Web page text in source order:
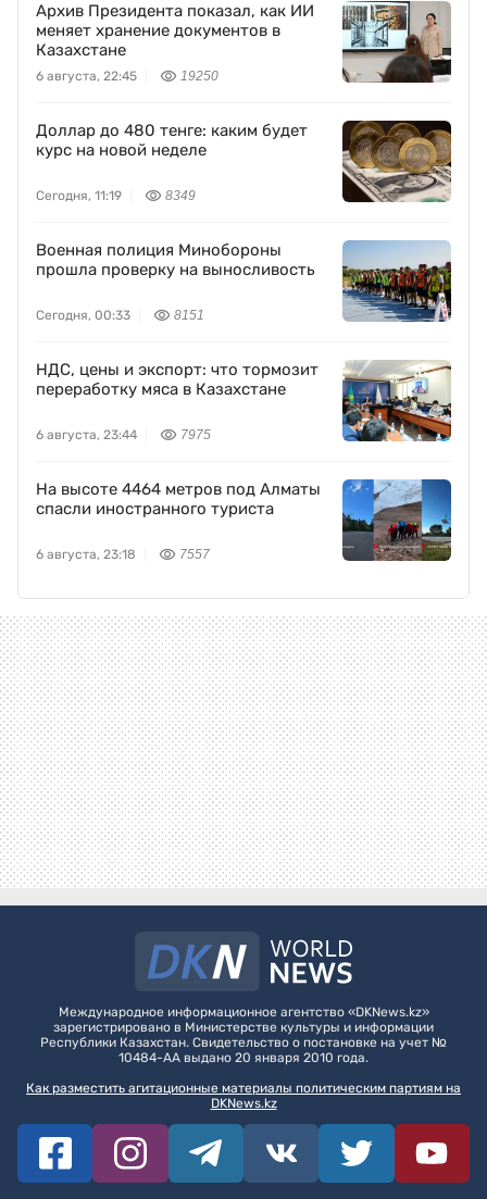
Архив Президента показал, как ИИ
меняет хранение документов в
Казахстане
6 августа, 22:45 19250
Доллар до 480 тенге: каким будет
курс на новой неделе
Сегодня, 11:19 8349
Военная полиция Минобороны
прошла проверку на выносливость
Сегодня, 00:33 8151
НДС, цены и экспорт: что тормозит
переработку мяса в Казахстане
6 августа, 23:44 7975
На высоте 4464 метров под Алматы
спасли иностранного туриста
6 августа, 23:18 7557
Международное информационное агентство «DKNews.kz»
зарегистрировано в Министерстве культуры и информации
Республики Казахстан. Свидетельство о постановке на учет №
10484-АА выдано 20 января 2010 года.
Как разместить агитационные материалы политическим партиям на
DKNews.kz